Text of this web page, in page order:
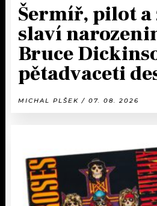
Šermíř, pilot a
slaví
Bruce
pětadvaceti
MICHAL PLŠEK / 07. 08. 2026